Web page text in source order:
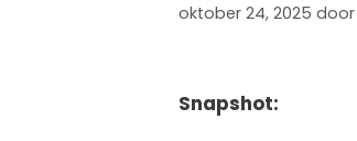
oktober 24, 2025 door
Snapshot: